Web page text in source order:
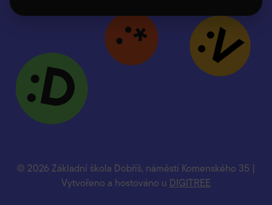
© 2026 Základní škola Dobříš, náměstí Komenského 35 |
Vytvořeno a hostováno u DIGITREE